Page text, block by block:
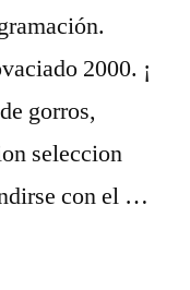
2000. ¡
gorros,
seleccion
con el …